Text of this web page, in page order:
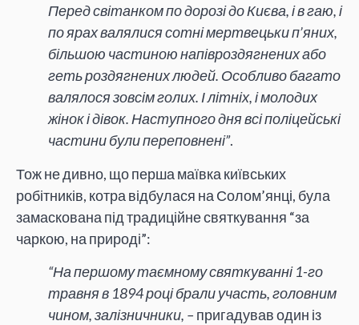
Перед світанком по дорозі до Києва, і в гаю, і
по ярах валялися сотні мертвецьки п’яних,
більшою частиною напівроздягнених або
геть роздягнених людей. Особливо багато
валялося зовсім голих. І літніх, і молодих
жінок і дівок. Наступного дня всі поліцейські
частини були переповнені”.
Тож не дивно, що перша маївка київських
робітників, котра відбулася на Солом’янці, була
замаскована під традиційне святкування “за
чаркою, на природі”:
“На першому таємному святкуванні 1-го
травня в 1894 році брали участь, головним
чином, залізничники, – пригадував один із